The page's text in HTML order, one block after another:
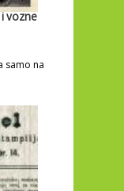
vozne
samo na